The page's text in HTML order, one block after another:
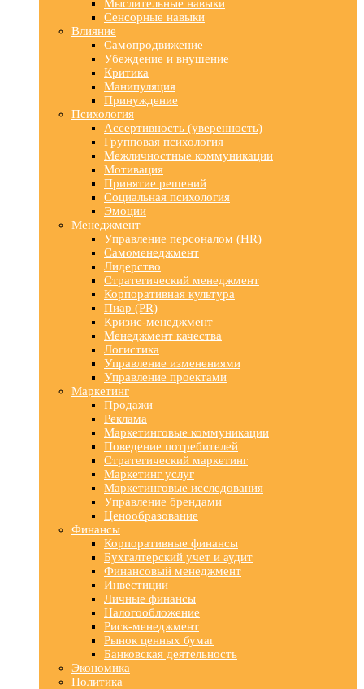
Мыслительные навыки
Сенсорные навыки
Влияние
Самопродвижение
Убеждение и внушение
Критика
Манипуляция
Принуждение
Психология
Ассертивность (уверенность)
Групповая психология
Межличностные коммуникации
Мотивация
Принятие решений
Социальная психология
Эмоции
Менеджмент
Управление персоналом (HR)
Самоменеджмент
Лидерство
Стратегический менеджмент
Корпоративная культура
Пиар (PR)
Кризис-менеджмент
Менеджмент качества
Логистика
Управление изменениями
Управление проектами
Маркетинг
Продажи
Реклама
Маркетинговые коммуникации
Поведение потребителей
Стратегический маркетинг
Маркетинг услуг
Маркетинговые исследования
Управление брендами
Ценообразование
Финансы
Корпоративные финансы
Бухгалтерский учет и аудит
Финансовый менеджмент
Инвестиции
Личные финансы
Налогообложение
Риск-менеджмент
Рынок ценных бумаг
Банковская деятельность
Экономика
Политика